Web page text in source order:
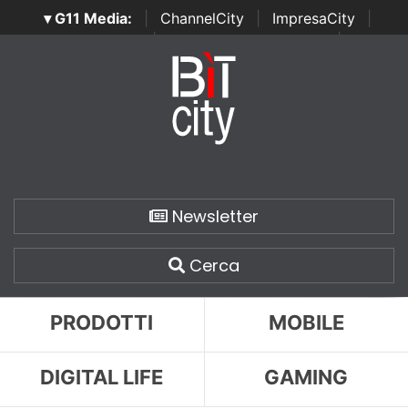
▾ G11 Media: ChannelCity ImpresaCity
SecurityOpenLab | Italian Channel Awards | Italian
Italian Security Awards
Newsletter
Cerca
PRODOTTI MOBILE
DIGITAL LIFE GAMING